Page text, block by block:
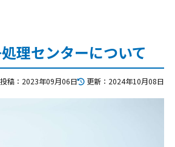
理センターについて
投稿：2023年09月06日 更新：2024年10月08日